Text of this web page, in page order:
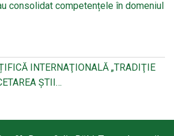
consolidat competențele în domeniul
INTERNAŢIONALĂ „TRADIŢIE
ŞTII…